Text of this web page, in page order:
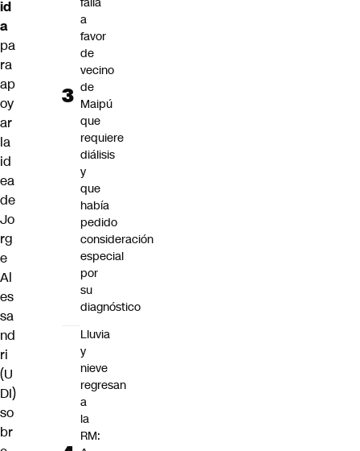
id
a
pa
ra
ap
oy
ar
la
id
ea
de
Jo
rg
e
Al
es
sa
nd
ri
(U
DI)
so
br
a
favor
de
vecino
de
Maipú
que
requiere
diálisis
y
que
había
pedido
consideración
especial
por
su
diagnóstico
Lluvia
y
nieve
regresan
a
la
RM: